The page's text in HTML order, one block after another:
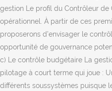
gestion Le profil du Contrôleur
opérationnel. À partir de ces
proposerons d’envisager le
opportunité de gouvernance
c) Le contrôle budgétaire La
pilotage à court terme qui joue :
différents sous­systèmes puisque